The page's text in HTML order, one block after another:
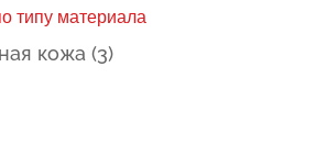
типу материала
кожа (3)